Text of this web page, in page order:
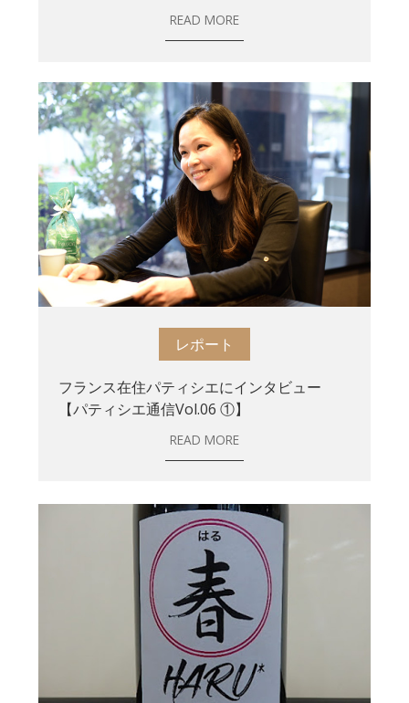
READ MORE
レポート
フランス在住パティシエにインタビュー
【パティシエ通信Vol.06 ①】
READ MORE